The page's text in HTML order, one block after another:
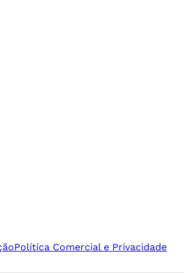
Política Comercial e Privacidade